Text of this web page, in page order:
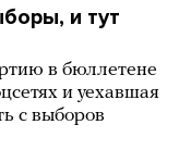
и тут
в бюллетене
и уехавшая
с выборов